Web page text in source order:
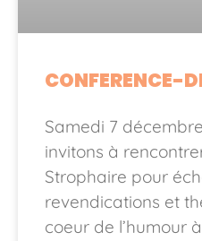
CONFERENCE-
Samedi 7
invitons à
Strophaire pour
revendications et
coeur de l’humour à